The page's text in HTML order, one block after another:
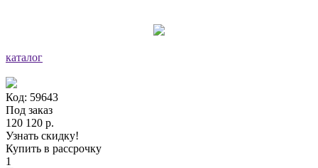
каталог
Код: 59643
Под заказ
120 120 р.
Узнать скидку!
Купить в рассрочку
1